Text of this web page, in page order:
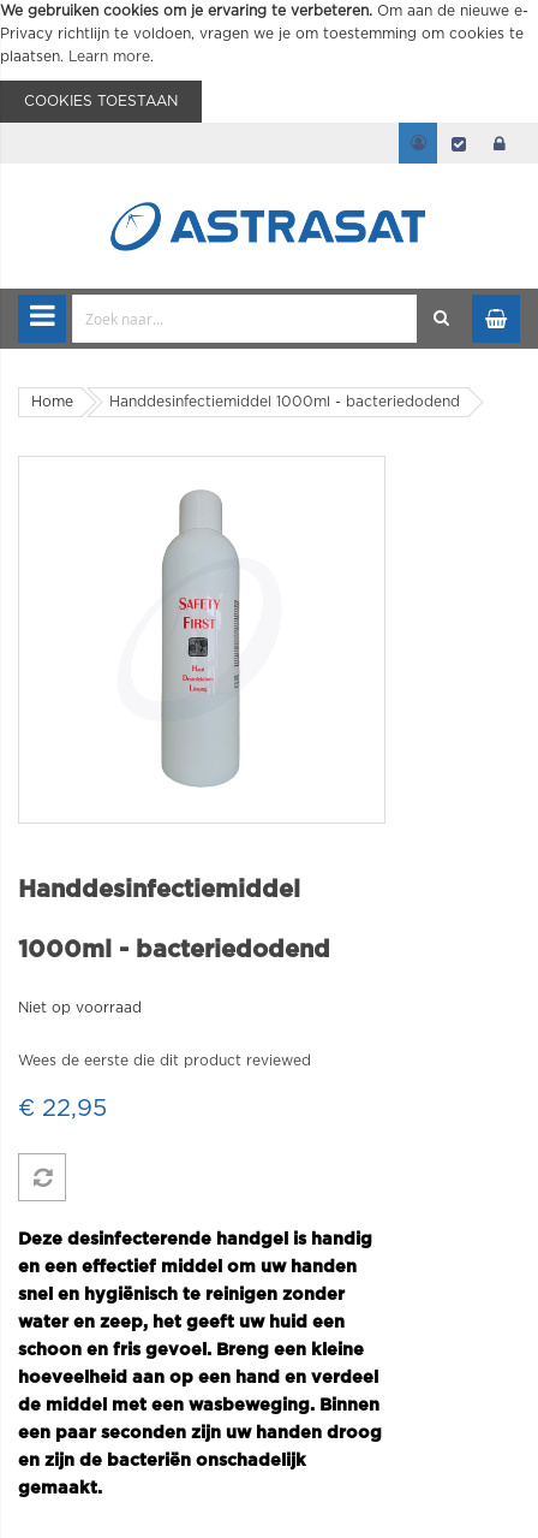
We gebruiken cookies om je ervaring te verbeteren. Om aan de nieuwe e-
Privacy richtlijn te voldoen, vragen we je om toestemming om cookies te
plaatsen.
Learn more.
COOKIES TOESTAAN
Home Handdesinfectiemiddel 1000ml - bacteriedodend
Handdesinfectiemiddel
1000ml - bacteriedodend
Niet op voorraad
Wees de eerste die dit product reviewed
€ 22,95
Deze desinfecterende handgel is handig
en een effectief middel om uw handen
snel en hygiënisch te reinigen zonder
water en zeep, het geeft uw huid een
schoon en fris gevoel. Breng een kleine
hoeveelheid aan op een hand en verdeel
de middel met een wasbeweging. Binnen
een paar seconden zijn uw handen droog
en zijn de bacteriën onschadelijk
gemaakt.